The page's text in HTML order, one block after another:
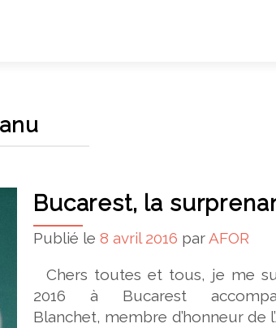
Bucarest, la
Publié le 8 avril 2016 par AFOR
Chers toutes et tous, je me
2016 à Bucarest
Blanchet, membre d’honneur de